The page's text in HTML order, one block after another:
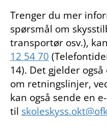
Trenger du mer
spørsmål om
transportør osv.),
12 54 70
14). Det gjelder
om retningslinjer,
kan også sende en
til